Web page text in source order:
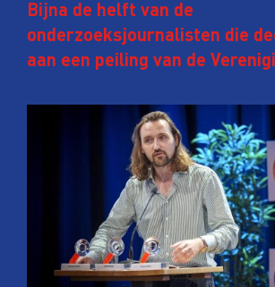
Bijna de helft van de
onderzoeksjournalisten die
aan een peiling van de
afgelopen twee jaar te maken
juridische dreiging of een
procedure rond het eigen
journalisten tijd, ook ervaren
soms worden publicaties
gaat de hele publicatie zelfs